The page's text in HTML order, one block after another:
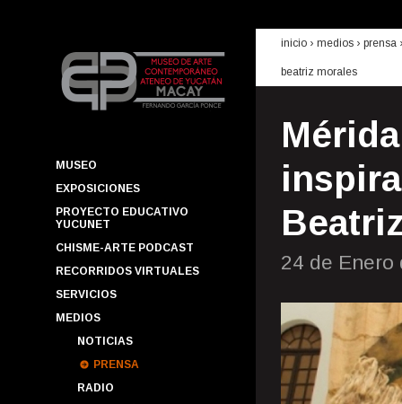
MUSEO
EXPOSICIONES
PROYECTO EDUCATIVO
YUCUNET
CHISME-ARTE PODCAST
RECORRIDOS VIRTUALES
SERVICIOS
MEDIOS
NOTICIAS
PRENSA
RADIO
inicio › medios › prensa
beatriz morales
24 de Enero